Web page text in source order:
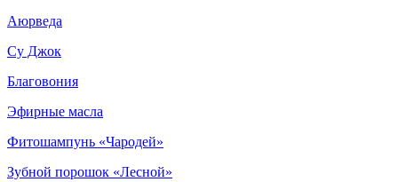
Аюрведа
Су Джок
Благовония
Эфирные масла
Фитошампунь «Чародей»
Зубной порошок «Лесной»